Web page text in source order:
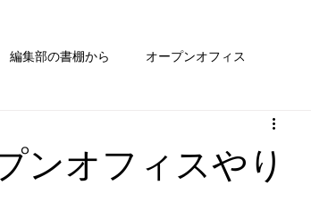
編集部の書棚から オープンオフィス
お得なインフォメーション
ンオフィスやり